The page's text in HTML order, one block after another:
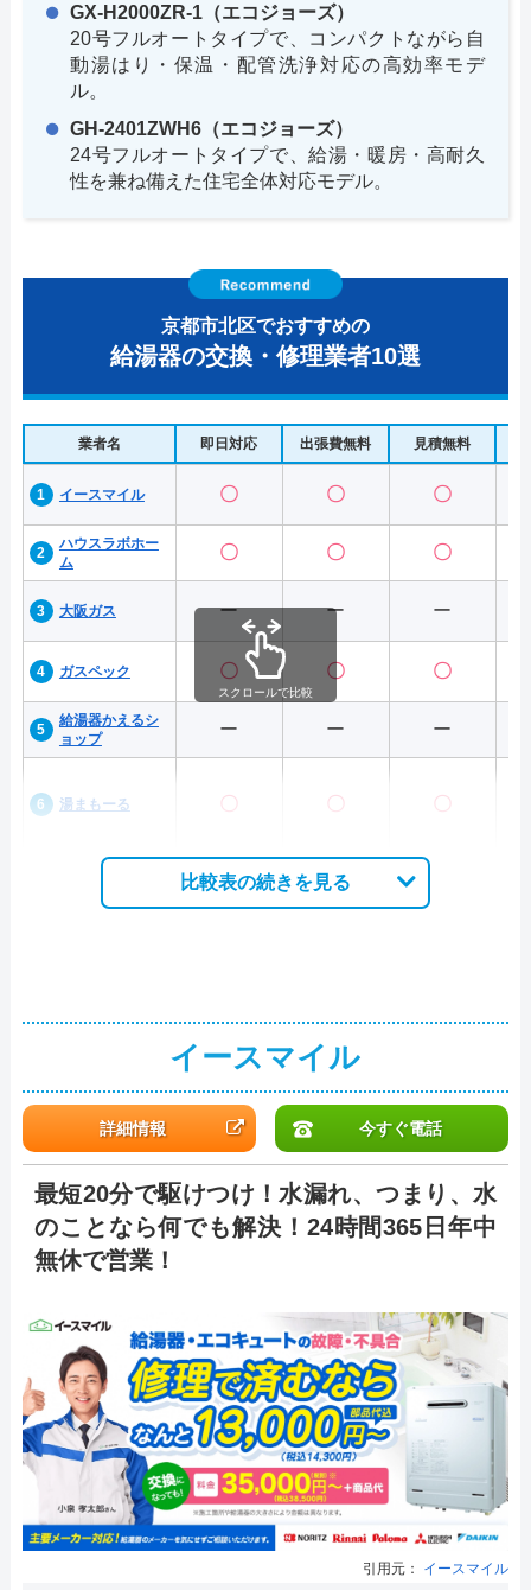
GX-H2000ZR-1（エコジョーズ）
20号フルオートタイプで、コンパクトながら自
動湯はり・保温・配管洗浄対応の高効率モデ
ル。
GH-2401ZWH6（エコジョーズ）
24号フルオートタイプで、給湯・暖房・高耐久
性を兼ね備えた住宅全体対応モデル。
京都市北区でおすすめの
給湯器の交換・修理業者10選
業者名 即日対応 出張費無料 見積無料
イースマイル 〇 〇 〇
ハウスラボホー
ム
〇 〇 〇
大阪ガス ー ー ー
ガスペック 〇 〇 〇
給湯器かえるシ
ョップ
ー ー ー
湯まもーる 〇 〇 〇
スクロールで比較
比較表の続きを見る
イースマイル
詳細情報 今すぐ電話
最短20分で駆けつけ！水漏れ、つまり、水
のことなら何でも解決！24時間365日年中
無休で営業！
引用元： イースマイル